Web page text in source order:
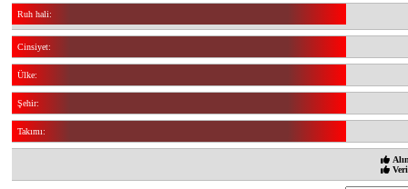
Ruh hali:
Cinsiyet:
Ülke:
Şehir:
Takımı: